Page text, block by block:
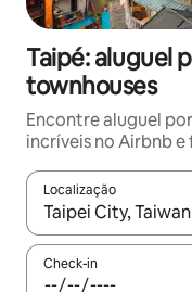
Taipé: aluguel
townhouses
Encontre aluguel
incríveis no Airbnb e
Localização
Quando os
Check-in